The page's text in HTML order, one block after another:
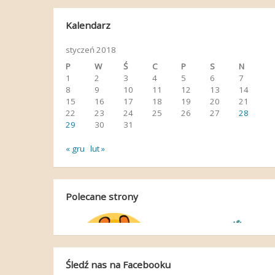
Kalendarz
styczeń 2018
P
W Ś C P S
N
1
2 3 4 5 6
7
8
9 10 11 12 13
14
15
16 17 18 19 20
21
22
23 24 25 26 27
28
29
30 31
« gru lut »
Polecane strony
Śledź nas na Facebooku